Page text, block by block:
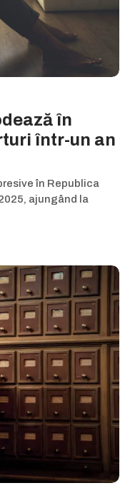
în
într-un an
în Republica
ajungând la